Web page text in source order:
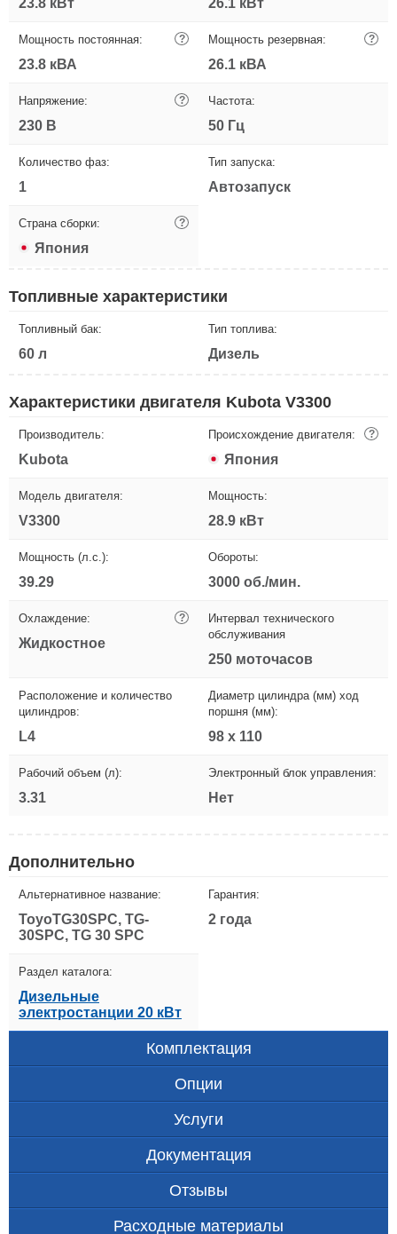
23.8 кВт 26.1 кВт
Мощность постоянная: ?
23.8 кВА
Мощность резервная: ?
26.1 кВА
Напряжение: ?
230 В
Частота:
50 Гц
Количество фаз:
1
Тип запуска:
Автозапуск
Страна сборки: ?
Япония
Топливные характеристики
Топливный бак:
60 л
Тип топлива:
Дизель
Характеристики двигателя Kubota V3300
Производитель:
Kubota
Происхождение двигателя: ?
Япония
Модель двигателя:
V3300
Мощность:
28.9 кВт
Мощность (л.с.):
39.29
Обороты:
3000 об./мин.
Охлаждение: ?
Жидкостное
Интервал технического
обслуживания
250 моточасов
Расположение и количество
цилиндров:
L4
Диаметр цилиндра (мм) ход
поршня (мм):
98 х 110
Рабочий объем (л):
3.31
Электронный блок управления:
Нет
Дополнительно
Альтернативное название:
ToyoTG30SPC, TG-
30SPC, TG 30 SPC
Гарантия:
2 года
Раздел каталога:
Дизельные
электростанции 20 кВт
Комплектация
Опции
Услуги
Документация
Отзывы
Расходные материалы